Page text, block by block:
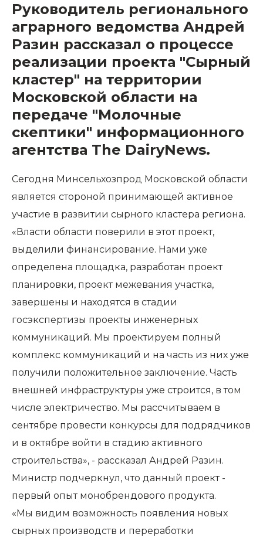
Руководитель регионального
аграрного ведомства Андрей
Разин рассказал о процессе
реализации проекта "Сырный
кластер" на территории
Московской области на
передаче "Молочные
скептики" информационного
агентства The DairyNews.
Сегодня Минсельхозпрод Московской области
является стороной принимающей активное
участие в развитии сырного кластера региона.
«Власти области поверили в этот проект,
выделили финансирование. Нами уже
определена площадка, разработан проект
планировки, проект межевания участка,
завершены и находятся в стадии
госэкспертизы проекты инженерных
коммуникаций. Мы проектируем полный
комплекс коммуникаций и на часть из них уже
получили положительное заключение. Часть
внешней инфраструктуры уже строится, в том
числе электричество. Мы рассчитываем в
сентябре провести конкурсы для подрядчиков
и в октябре войти в стадию активного
строительства», - рассказал Андрей Разин.
Министр подчеркнул, что данный проект -
первый опыт монобрендового продукта.
«Мы видим возможность появления новых
сырных производств и переработки